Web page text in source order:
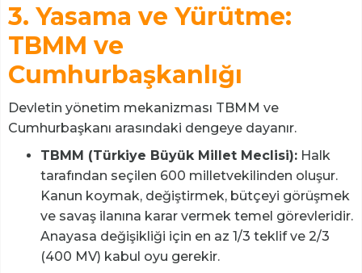
3. Yasama ve Yürütme:
TBMM ve
Cumhurbaşkanlığı
Devletin yönetim mekanizması TBMM ve
Cumhurbaşkanı arasındaki dengeye dayanır.
TBMM (Türkiye Büyük Millet Meclisi): Halk
tarafından seçilen 600 milletvekilinden oluşur.
Kanun koymak, değiştirmek, bütçeyi görüşmek
ve savaş ilanına karar vermek temel görevleridir.
Anayasa değişikliği için en az 1/3 teklif ve 2/3
(400 MV) kabul oyu gerekir.